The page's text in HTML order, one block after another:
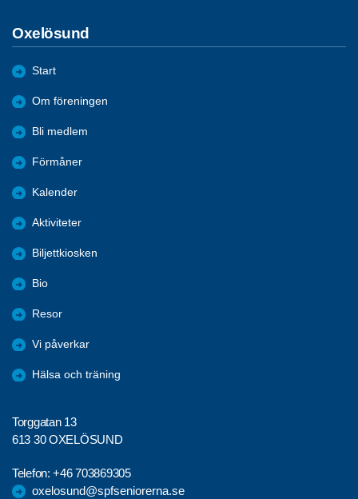
Oxelösund
Start
Om föreningen
Bli medlem
Förmåner
Kalender
Aktiviteter
Biljettkiosken
Bio
Resor
Vi påverkar
Hälsa och träning
Torggatan 13
613 30 OXELÖSUND
Telefon:+46 703869305
oxelosund@spfseniorerna.se